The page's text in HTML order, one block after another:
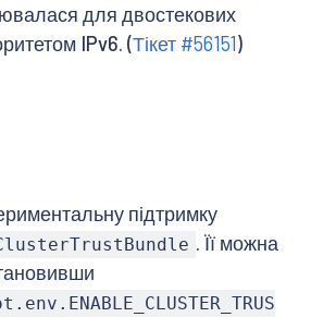
для двостекових
IPv6. (Тікет #56151)
підтримку
. Її можна